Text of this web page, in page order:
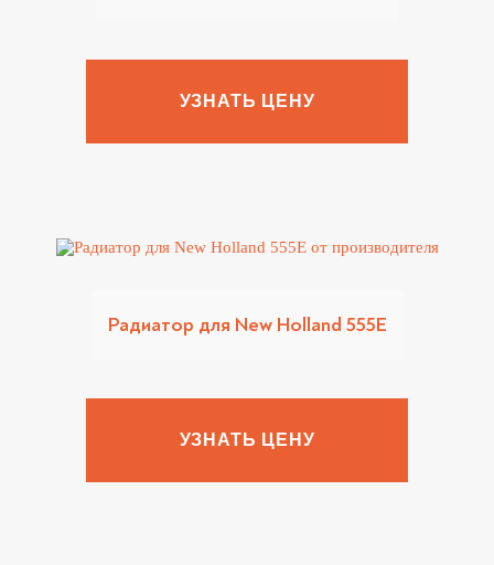
УЗНАТЬ ЦЕНУ
Радиатор для New Holland 555E
УЗНАТЬ ЦЕНУ